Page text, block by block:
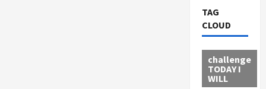
TAG
CLOUD
challenge
TODAY I
WILL